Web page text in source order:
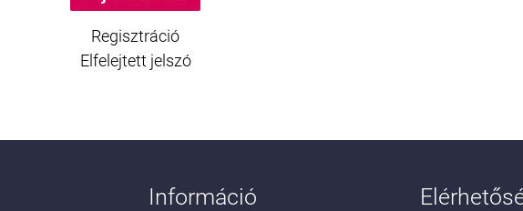
Regisztráció
Elfelejtett jelszó
Információ